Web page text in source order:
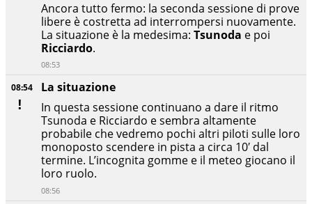
08:54
La situazione
In questa sessione continuano a dare il ritmo
Tsunoda e Ricciardo e sembra altamente
probabile che vedremo pochi altri piloti sulle loro
monoposto scendere in pista a circa 10′ dal
termine. L’incognita gomme e il meteo giocano il
loro ruolo.
08:56
Ancora tutto fermo: la seconda sessione di prove
libere è costretta ad interrompersi nuovamente.
La situazione è la medesima: Tsunoda e poi
Ricciardo.
08:53